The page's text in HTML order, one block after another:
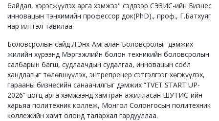
байдал, хэрэгжүүлэх арга хэмжээ" сэдвээр СЭЗИС-ийн Бизнес
инновацын тэнхимийн профессор док(PhD)., проф., Г.Батхуяг
нар илтгэл тавилаа.
Боловсролын сайд Л.Энх-Амгалан Боловсролыг дэмжих
жилийн хүрээнд Мэргэжлийн болон техникийн боловсролын
салбарын багш, судлаачдын судалгаа, инновацын соёл
хандлагыг төлөвшүүлэх, энтрепренер сэтгэлгээг хөгжүүлэх,
гарааны бизнесийн санаачилгыг дэмжих “TVET START UP-
2026” цогц арга хэмжээнд хамтран ажилласан ШУТИС-ийн
харьяа политехник коллеж, Монгол Солонгосын политехник
коллежийн хамт олонд талархал гардууллаа.